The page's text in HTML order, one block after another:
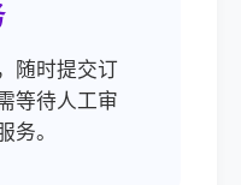
随时提交订
等待人工审
务。